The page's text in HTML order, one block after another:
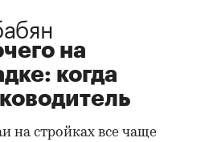
на
когда
на стройках все чаще